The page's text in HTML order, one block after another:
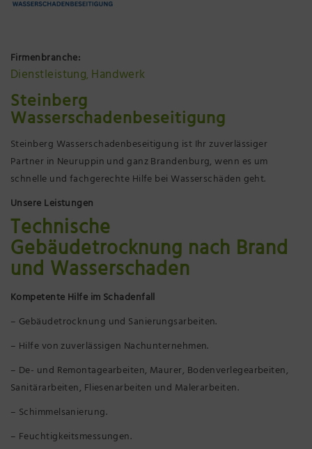
Museum Neuruppin
Brandenburg-Preußen Museum Wustrau
Wegemuseum Wusterhausen/Dosse
Firmenbranche:
Dienstleistung, Handwerk
Steinberg
Wasserschadenbeseitigung
Steinberg Wasserschadenbeseitigung ist Ihr zuverlässiger
Partner in Neuruppin und ganz Brandenburg, wenn es um
schnelle und fachgerechte Hilfe bei Wasserschäden geht.
Unsere Leistungen
Technische
Gebäudetrocknung nach Brand
und Wasserschaden
Kompetente Hilfe im Schadenfall
– Gebäudetrocknung und Sanierungsarbeiten.
– Hilfe von zuverlässigen Nachunternehmen.
– De- und Remontagearbeiten, Maurer, Bodenverlegearbeiten,
Sanitärarbeiten, Fliesenarbeiten und Malerarbeiten.
– Schimmelsanierung.
– Feuchtigkeitsmessungen.